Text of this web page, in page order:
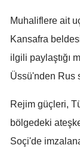
Muhaliflere ait
Kansafra
ilgili paylaştığı
Üssü'nden Rus
Rejim güçleri,
bölgedeki
Soçi'de